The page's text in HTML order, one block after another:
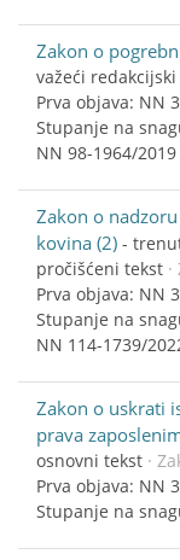
Zakon o
važeći
Prva objava: NN
Stupanje na
NN 98-1964/2019
Zakon o
kovina (2) -
pročišćeni tekst
Prva objava: NN
Stupanje na
NN 114-1739/
Zakon o uskrati
prava
osnovni tekst ·
Prva objava: NN
Stupanje na